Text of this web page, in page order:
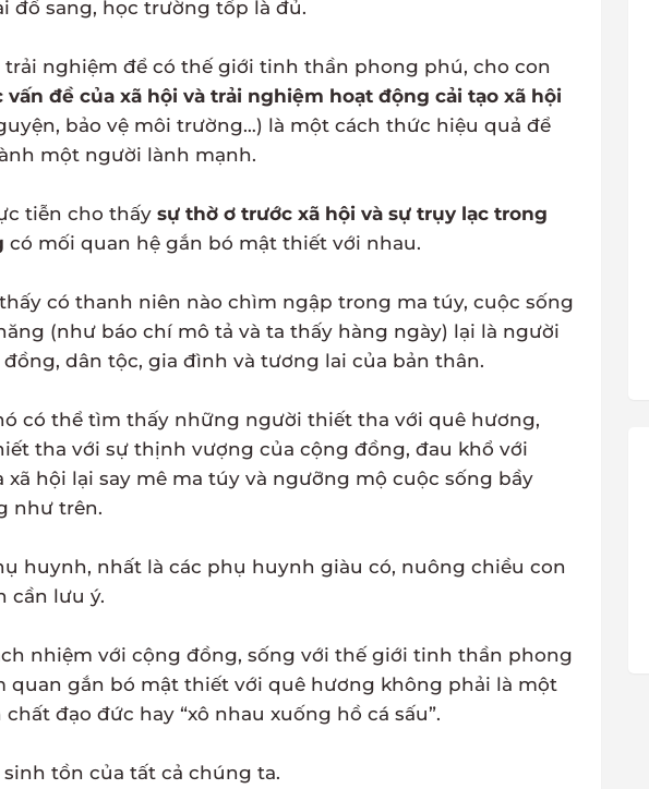
đồ sang, học trường tốp là đủ.
trải nghiệm để có thế giới tinh thần phong phú, cho con
vấn đề của xã hội và trải nghiệm hoạt động cải tạo xã hội
bảo vệ môi trường…) là một cách thức hiệu quả để
một người lành mạnh.
tiễn cho thấy sự thờ ơ trước xã hội và sự trụy lạc trong
có mối quan hệ gắn bó mật thiết với nhau.
có thanh niên nào chìm ngập trong ma túy, cuộc sống
(như báo chí mô tả và ta thấy hàng ngày) lại là người
dân tộc, gia đình và tương lai của bản thân.
có thể tìm thấy những người thiết tha với quê hương,
tha với sự thịnh vượng của cộng đồng, đau khổ với
xã hội lại say mê ma túy và ngưỡng mộ cuộc sống bầy
như trên.
huynh, nhất là các phụ huynh giàu có, nuông chiều con
cần lưu ý.
nhiệm với cộng đồng, sống với thế giới tinh thần phong
quan gắn bó mật thiết với quê hương không phải là một
đạo đức hay “xô nhau xuống hồ cá sấu”.
tồn của tất cả chúng ta.